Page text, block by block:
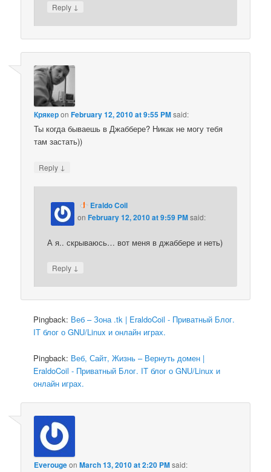
Reply ↓
КрякерonFebruary 12, 2010 at 9:55 PMsaid:
Ты когда бываешь в Джаббере? Никак не могу тебя
там застать))
Reply ↓
Eraldo Coil
onFebruary 12, 2010 at 9:59 PMsaid:
А я.. скрываюсь… вот меня в джаббере и неть)
Reply ↓
Pingback: Веб – Зона .tk | EraldoCoil - Приватный Блог.
IT блог о GNU/Linux и онлайн играх.
Pingback: Веб, Сайт, Жизнь – Вернуть домен |
EraldoCoil - Приватный Блог. IT блог о GNU/Linux и
онлайн играх.
EverougeonMarch 13, 2010 at 2:20 PMsaid: